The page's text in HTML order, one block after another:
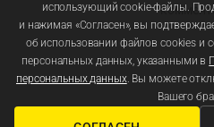
использующий cookie-файлы.
и нажимая «Согласен», вы
об использовании файлов cookies и
персональных данных, указанными в
персональных данных. Вы можете
Вашего